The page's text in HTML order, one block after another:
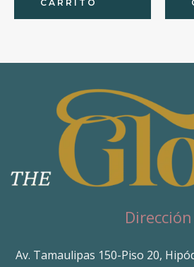
CARRITO
Dirección
Av. Tamaulipas 150-Piso 20,